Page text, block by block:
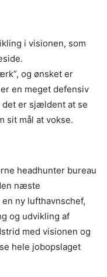
i visionen, som
og ønsket er
en meget defensiv
er sjældent at se
sit mål at vokse.
headhunter bureau
næste
ny lufthavnschef,
og udvikling af
med visionen og
hele jobopslaget